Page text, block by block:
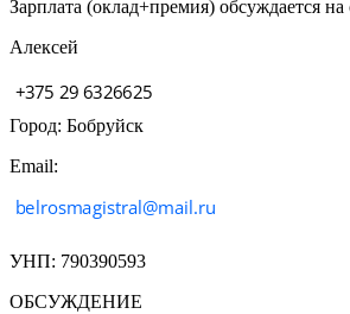
Зарплата (оклад+премия) обсуждается на
Алексей
Город: Бобруйск
Email:
УНП: 790390593
ОБСУЖДЕНИЕ